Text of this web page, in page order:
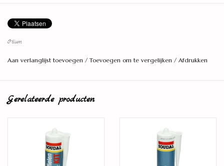
Herringbone
Levereenheid
Breedte (cm)
Toplaagdikte (mm)
Otium
Aan verlanglijst toevoegen /Toevoegen om te vergelijken / Afdrukken
Gerelateerde producten